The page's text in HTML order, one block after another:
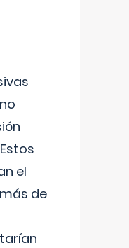
el
de